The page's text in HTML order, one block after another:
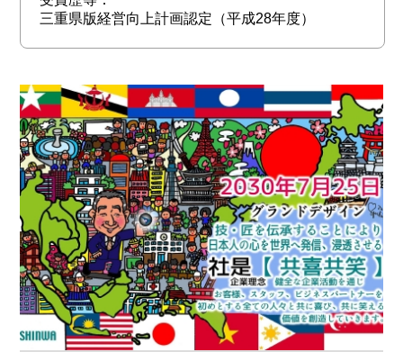
三重県版経営向上計画認定（平成28年度）